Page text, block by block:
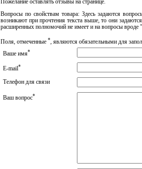
Пожелание оставлять отзывы на странице.
Вопросы по свойствам товара: Здесь задаются
возникают при прочтения текста выше, то они
расширенных полномочий не имеет и на вопросы вроде "
Поля, отмеченные *, являются обязательными для
Ваше имя*
E-mail*
Телефон для связи
Ваш вопрос*